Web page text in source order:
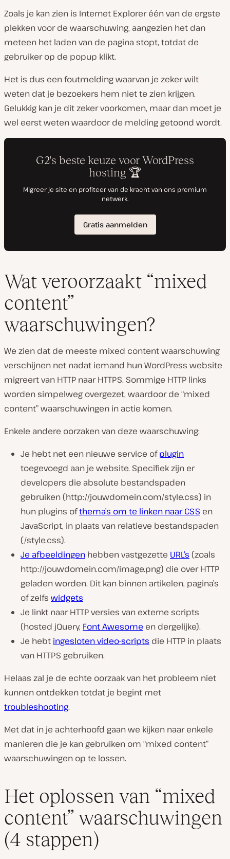
Zoals je kan zien is Internet Explorer één van de ergste
plekken voor de waarschuwing, aangezien het dan
meteen het laden van de pagina stopt, totdat de
gebruiker op de popup klikt.
Het is dus een foutmelding waarvan je zeker wilt
weten dat je bezoekers hem niet te zien krijgen.
Gelukkig kan je dit zeker voorkomen, maar dan moet je
wel eerst weten waardoor de melding getoond wordt.
Wat veroorzaakt “mixed
content”
waarschuwingen?
We zien dat de meeste mixed content waarschuwing
verschijnen net nadat iemand hun WordPress website
migreert van HTTP naar HTTPS. Sommige HTTP links
worden simpelweg overgezet, waardoor de “mixed
content” waarschuwingen in actie komen.
Enkele andere oorzaken van deze waarschuwing:
Je hebt net een nieuwe service ofplugin
toegevoegd aan je website. Specifiek zijn er
developers die absolute bestandspaden
gebruiken (http://jouwdomein.com/style.css) in
hun plugins ofthema’s om te linken naar CSS en
JavaScript, in plaats van relatieve bestandspaden
(/style.css).
Je afbeeldingen hebben vastgezette URL’s (zoals
http://jouwdomein.com/image.png) die over HTTP
geladen worden. Dit kan binnen artikelen, pagina’s
of zelfs widgets
Je linkt naar HTTP versies van externe scripts
(hosted jQuery, Font Awesome en dergelijke).
Je hebt ingesloten video-scripts die HTTP in plaats
van HTTPS gebruiken.
Helaas zal je de echte oorzaak van het probleem niet
kunnen ontdekken totdat je begint met
troubleshooting.
Met dat in je achterhoofd gaan we kijken naar enkele
manieren die je kan gebruiken om “mixed content”
waarschuwingen op te lossen.
Het oplossen van “mixed
content” waarschuwingen
(4 stappen)